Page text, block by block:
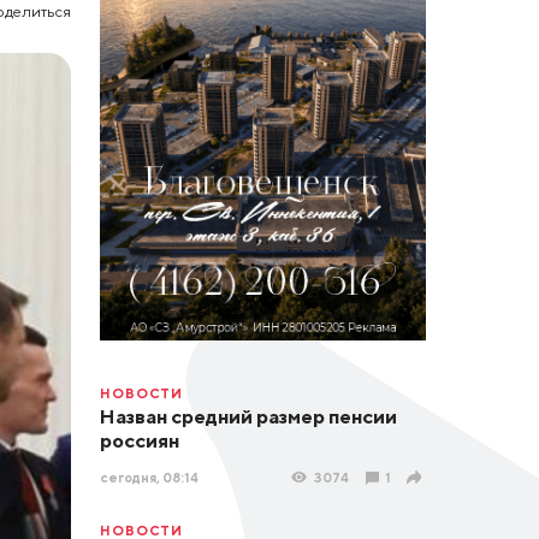
НОВОСТИ
Назван средний размер пенсии
россиян
сегодня, 08:14 3074 1
НОВОСТИ